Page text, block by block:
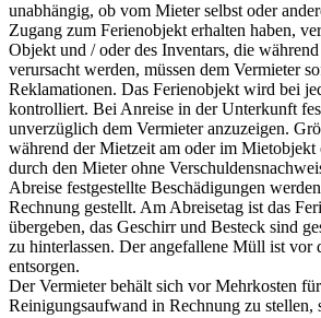
unabhängig, ob vom Mieter selbst oder
Zugang zum Ferienobjekt erhalten haben,
Objekt und / oder des Inventars, die
verursacht werden, müssen dem Vermieter
Reklamationen. Das Ferienobjekt wird bei
kontrolliert. Bei Anreise in der Unterkunft
unverzüglich dem Vermieter anzuzeigen.
während der Mietzeit am oder im Mietobjekt
durch den Mieter ohne
Abreise festgestellte Beschädigungen
Rechnung gestellt. Am Abreisetag ist das
übergeben, das Geschirr und Besteck sind
zu hinterlassen. Der angefallene Müll ist vor
entsorgen.
Der Vermieter behält sich vor Mehrkosten
Reinigungsaufwand in Rechnung zu stellen,